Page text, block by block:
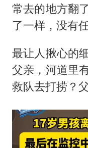
常去的地方翻
了一样，没有
最让人揪心的
父亲，河道里
救队去打捞？